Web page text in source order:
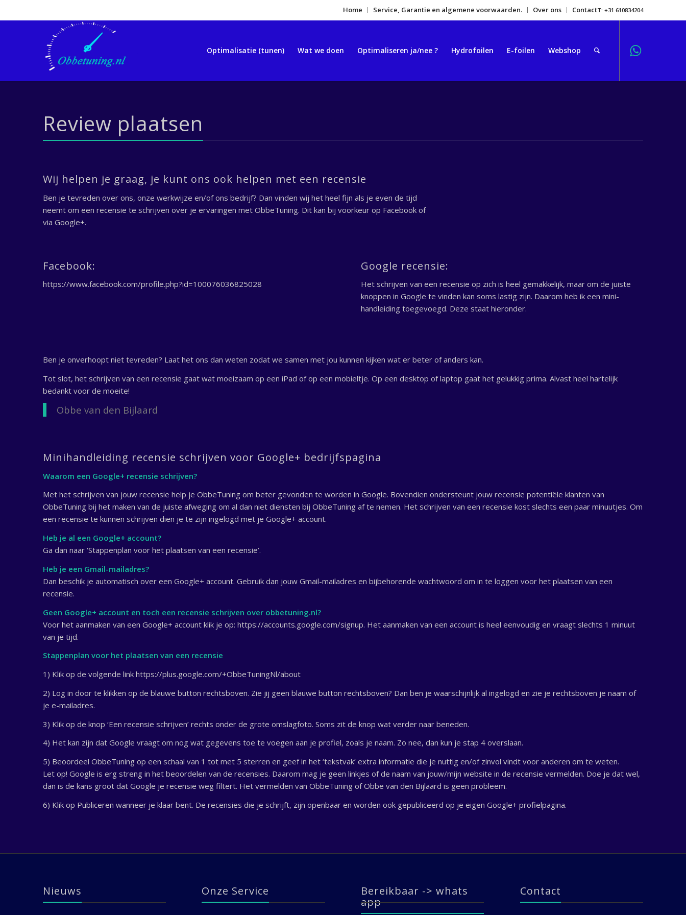
Home Service, Garantie en algemene voorwaarden. Over ons ContactT: +31 610834204
Optimalisatie (tunen) Wat we doen Optimaliseren ja/nee ? Hydrofoilen E-foilen Webshop
Review plaatsen
Wij helpen je graag, je kunt ons ook helpen met een recensie
Ben je tevreden over ons, onze werkwijze en/of ons bedrijf? Dan vinden wij het heel fijn als je even de tijd
neemt om een recensie te schrijven over je ervaringen met ObbeTuning. Dit kan bij voorkeur op Facebook of
via Google+.
Facebook:
https://www.facebook.com/profile.php?id=100076036825028
Google recensie:
Het schrijven van een recensie op zich is heel gemakkelijk, maar om de juiste
knoppen in Google te vinden kan soms lastig zijn. Daarom heb ik een mini-
handleiding toegevoegd. Deze staat hieronder.
Ben je onverhoopt niet tevreden? Laat het ons dan weten zodat we samen met jou kunnen kijken wat er beter of anders kan.
Tot slot, het schrijven van een recensie gaat wat moeizaam op een iPad of op een mobieltje. Op een desktop of laptop gaat het gelukkig prima. Alvast heel hartelijk
bedankt voor de moeite!
Obbe van den Bijlaard
Minihandleiding recensie schrijven voor Google+ bedrijfspagina
Waarom een Google+ recensie schrijven?
Met het schrijven van jouw recensie help je ObbeTuning om beter gevonden te worden in Google. Bovendien ondersteunt jouw recensie potentiële klanten van
ObbeTuning bij het maken van de juiste afweging om al dan niet diensten bij ObbeTuning af te nemen. Het schrijven van een recensie kost slechts een paar minuutjes. Om
een recensie te kunnen schrijven dien je te zijn ingelogd met je Google+ account.
Heb je al een Google+ account?
Ga dan naar ‘Stappenplan voor het plaatsen van een recensie’.
Heb je een Gmail-mailadres?
Dan beschik je automatisch over een Google+ account. Gebruik dan jouw Gmail-mailadres en bijbehorende wachtwoord om in te loggen voor het plaatsen van een
recensie.
Geen Google+ account en toch een recensie schrijven over obbetuning.nl?
Voor het aanmaken van een Google+ account klik je op: https://accounts.google.com/signup. Het aanmaken van een account is heel eenvoudig en vraagt slechts 1 minuut
van je tijd.
Stappenplan voor het plaatsen van een recensie
1) Klik op de volgende link https://plus.google.com/+ObbeTuningNl/about
2) Log in door te klikken op de blauwe button rechtsboven. Zie jij geen blauwe button rechtsboven? Dan ben je waarschijnlijk al ingelogd en zie je rechtsboven je naam of
je e-mailadres.
3) Klik op de knop ‘Een recensie schrijven’ rechts onder de grote omslagfoto. Soms zit de knop wat verder naar beneden.
4) Het kan zijn dat Google vraagt om nog wat gegevens toe te voegen aan je profiel, zoals je naam. Zo nee, dan kun je stap 4 overslaan.
5) Beoordeel ObbeTuning op een schaal van 1 tot met 5 sterren en geef in het ‘tekstvak’ extra informatie die je nuttig en/of zinvol vindt voor anderen om te weten.
Let op! Google is erg streng in het beoordelen van de recensies. Daarom mag je geen linkjes of de naam van jouw/mijn website in de recensie vermelden. Doe je dat wel,
dan is de kans groot dat Google je recensie weg filtert. Het vermelden van ObbeTuning of Obbe van den Bijlaard is geen probleem.
6) Klik op Publiceren wanneer je klaar bent. De recensies die je schrijft, zijn openbaar en worden ook gepubliceerd op je eigen Google+ profielpagina.
Nieuws Onze Service
Bereikbaar -> whats
app
Contact